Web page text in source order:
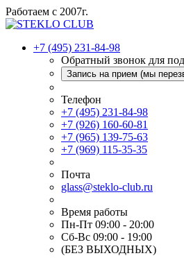
Работаем с 2007г.
+7 (495) 231-84-98
Обратный звонок для
Запись на прием (мы
Телефон
+7 (495) 231-84-98
+7 (926) 160-60-81
+7 (965) 139-75-63
+7 (969) 115-35-35
Почта
glass@steklo-club.ru
Время работы
Пн-Пт 09:00 - 20:00
Сб-Вс 09:00 - 19:00
(БЕЗ ВЫХОДНЫХ)